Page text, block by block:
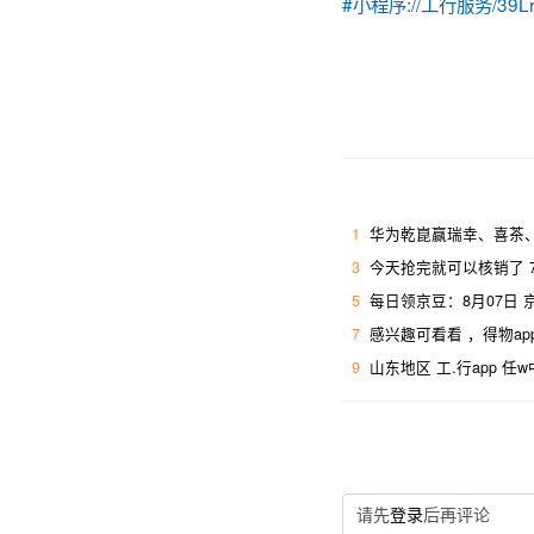
1 华为乾崑赢瑞幸、喜茶
3 今天抢完就可以核销了
5 每日领京豆：8月07日
7 感兴趣可看看 ，得物
9 山东地区 工.行app 任w
请先登录后再评论